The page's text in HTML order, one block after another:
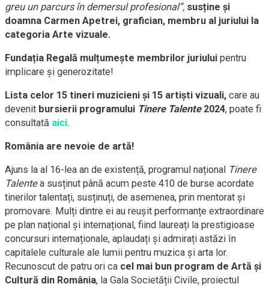
greu un parcurs în demersul profesional”, susține și
doamna Carmen Apetrei, grafician, membru al juriului la
categoria Arte vizuale.
Fundația Regală mulțumește membrilor juriului pentru
implicare și generozitate!
Lista celor 15 tineri muzicieni și 15 artiști vizuali, care au
devenit bursierii programului Tinere Talente 2024, poate fi
consultată aici.
România are nevoie de artă!
Ajuns la al 16-lea an de existență, programul național Tinere
Talentea susținut până acum peste 410 de burse acordate
tinerilor talentați, susținuți, de asemenea, prin mentorat și
promovare. Mulți dintre ei au reușit performanțe extraordinare
pe plan național și internațional, fiind laureați la prestigioase
concursuri internaționale, aplaudați și admirați astăzi în
capitalele culturale ale lumii pentru muzica și arta lor.
Recunoscut de patru ori ca cel mai bun program de Artă și
Cultură din România, la Gala Societății Civile, proiectul